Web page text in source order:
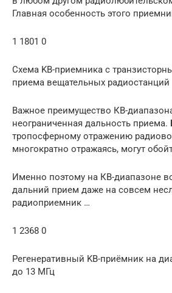
Главная особенность этого
1 1801 0
Схема KB-приемника с
приема вещательных радиостанций
Важное преимущество КВ-
неограниченная дальность приема.
тропосферному отражению
многократно отражаясь, могут
Именно поэтому на КВ-диапазоне
дальний прием даже на совсем
радиоприемник …
1 2368 0
Регенеративный KB-приёмник на
до 13 МГц